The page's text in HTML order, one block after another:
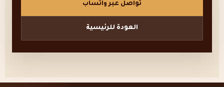
تواصل عبر واتساب
العودة للرئيسية